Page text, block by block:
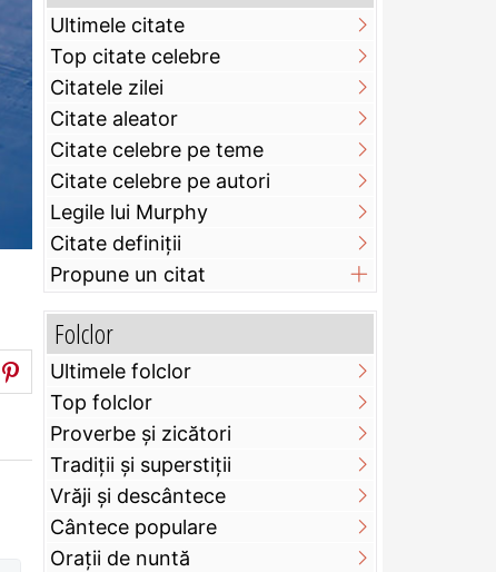
Ultimele citate
Top citate celebre
Citatele zilei
Citate aleator
Citate celebre pe teme
Citate celebre pe autori
Legile lui Murphy
Citate definiţii
Propune un citat
Folclor
Ultimele folclor
Top folclor
Proverbe și zicători
Tradiții și superstiții
Vrăji și descântece
Cântece populare
Orații de nuntă